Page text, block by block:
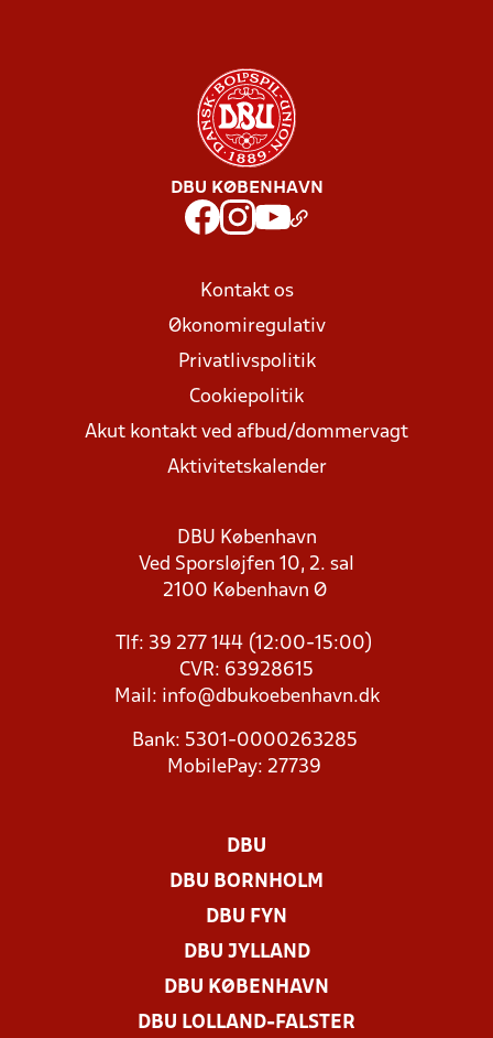
DBU KØBENHAVN
Kontakt os
Økonomiregulativ
Privatlivspolitik
Cookiepolitik
Akut kontakt ved afbud/dommervagt
Aktivitetskalender
DBU København
Ved Sporsløjfen 10, 2. sal
2100 København Ø
Tlf: 39 277 144 (12:00-15:00)
CVR: 63928615
Mail: info@dbukoebenhavn.dk
Bank: 5301-0000263285
MobilePay: 27739
DBU
DBU BORNHOLM
DBU FYN
DBU JYLLAND
DBU KØBENHAVN
DBU LOLLAND-FALSTER